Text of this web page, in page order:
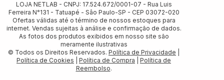
LOJA NETLAB - CNPJ: 17.524.672/0001-07 - Rua Luis
Ferreira N°131 - Tatuapé - Sâo Paulo-SP - CEP 03072-020
Ofertas válidas até o término de nossos estoques para
internet. Vendas sujeitas à análise e confirmação de dados.
As fotos dos produtos exibidos em nosso site são
meramente ilustrativas
© Todos os Direitos Reservados. Política de Privacidade
Política de Cookies
Política de Compra
Política de
Reembolso.